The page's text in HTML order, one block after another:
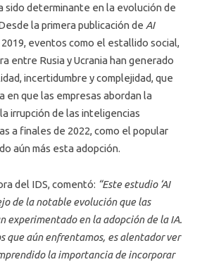
sido determinante en la evolución de
la primera publicación de AI
eventos como el estallido social,
entre Rusia y Ucrania han generado
incertidumbre y complejidad, que
en que las empresas abordan la
irrupción de las inteligencias
a finales de 2022, como el popular
aún más esta adopción.
del IDS, comentó: “Este estudio ‘AI
de la notable evolución que las
experimentado en la adopción de la IA.
que aún enfrentamos, es alentador ver
la importancia de incorporar